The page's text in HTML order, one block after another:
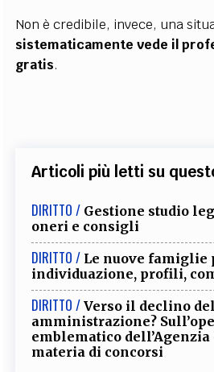
Non è credibile, invece, una
sistematicamente vede il
gratis.
Articoli più letti su
DIRITTO / Gestione studio
oneri e consigli
DIRITTO / Le nuove famiglie
individuazione, profili,
DIRITTO / Verso il declino
amministrazione?
emblematico
materia di concorsi